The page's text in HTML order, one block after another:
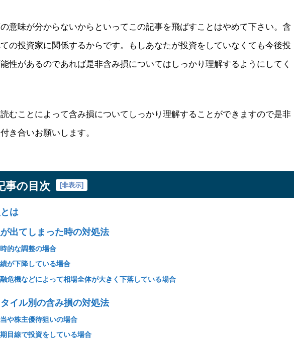
意味が分からないからといってこの記事を飛ばすことはやめて下さい。含
の投資家に関係するからです。もしあなたが投資をしていなくても今後投
性があるのであれば是非含み損についてはしっかり理解するようにしてく
むことによって含み損についてしっかり理解することができますので是非
き合いお願いします。
事の目次 [非表示]
は
出てしまった時の対処法
的な調整の場合
が下降している場合
危機などによって相場全体が大きく下落している場合
イル別の含み損の対処法
や株主優待狙いの場合
目線で投資をしている場合